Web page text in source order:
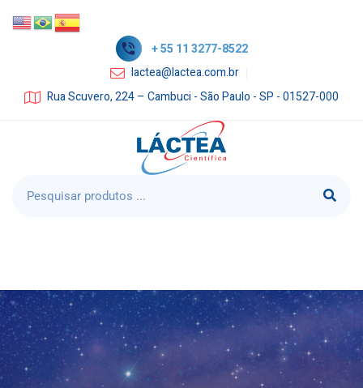
+ 55 11 3277-8522
lactea@lactea.com.br
Rua Scuvero, 224 – Cambuci - São Paulo - SP - 01527-000